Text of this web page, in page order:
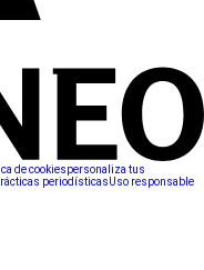
de cookiespersonaliza tus
periodísticasUso responsable